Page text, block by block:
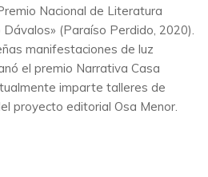
Nacional de Literatura
Dávalos» (Paraíso Perdido, 2020).
manifestaciones de luz
el premio Narrativa Casa
imparte talleres de
proyecto editorial Osa Menor.